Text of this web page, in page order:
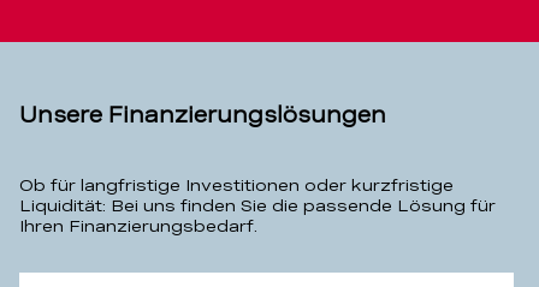
Unsere Finanzierungslösungen
Ob für langfristige Investitionen oder kurzfristige
Liquidität: Bei uns finden Sie die passende Lösung für
Ihren Finanzierungsbedarf.